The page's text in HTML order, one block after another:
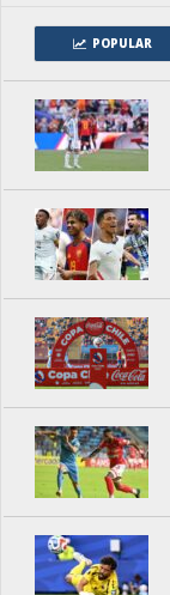
POPULAR